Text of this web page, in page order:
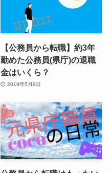
【公務員から転職】約3年
勤めた公務員(県庁)の退職
金はいくら？
2019年5月9日